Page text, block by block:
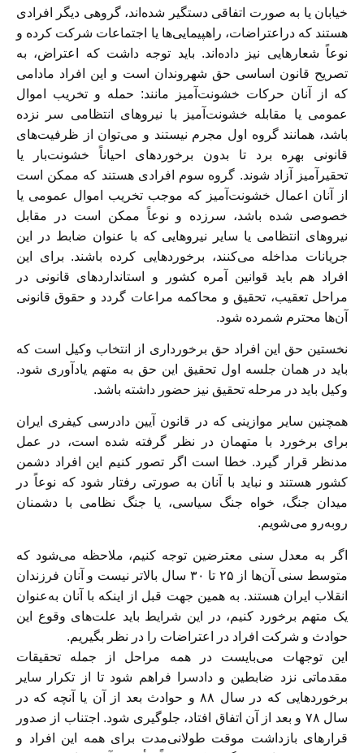
خیابان یا به صورت اتفاقی دستگیر شده‌اند، گروهی دیگر افرادی
هستند که دراعتراضات، راهپیمایی‌ها یا اجتماعات شرکت کرده و
نوعاً شعارهایی نیز داده‌اند. باید توجه داشت که اعتراض، به
تصریح قانون اساسی حق شهروندان است و این افراد مادامی
که از آنان حرکات خشونت‌آمیز مانند: حمله و تخریب اموال
عمومی یا مقابله خشونت‌آمیز با نیروهای انتظامی سر نزده
باشد، همانند‌ گروه اول مجرم نیستند و می‌توان از ظرفیت‌های
قانونی بهره برد تا بدون برخوردهای احیاناً خشونت‌بار یا
تحقیر‌آمیز آزاد شوند. گروه سوم افرادی هستند که ممکن است
از آنان اعمال خشونت‌آمیز که موجب تخریب اموال عمومی یا
خصوصی شده باشد، سرزده و نوعاً ممکن است در مقابل
نیروهای انتظامی یا سایر نیروهایی که با عنوان ضابط در این
جریانات مداخله می‌کنند، برخوردهایی کرده ‌باشند. برای این
افراد هم باید قوانین آمره کشور و استانداردهای قانونی در
مراحل تعقیب، تحقیق و محاکمه مراعات گردد و حقوق قانونی
آن‌ها محترم شمرده شود.
نخستین حق این افراد حق برخورداری از انتخاب وکیل است که
باید در‌‌ همان جلسه اول تحقیق این حق به متهم یادآوری شود.
وکیل باید در مرحله تحقیق نیز حضور داشته باشد.
همچنین سایر موازینی که در قانون آیین دادرسی کیفری ایران
برای برخورد با متهمان در نظر گرفته شده است، در عمل
مدنظر قرار گیرد. خطا است اگر تصور کنیم این افراد دشمن
کشور هستند و نباید با آنان به صورتی رفتار شود که نوعاً در
میدان جنگ، خواه جنگ سیاسی، یا جنگ نظامی با دشمنان
روبه‌رو می‌شویم.
اگر به معدل سنی معترضین توجه کنیم، ملاحظه می‌شود که
متوسط سنی آن‌ها از ۲۵ تا ۳۰ سال بالا‌تر نیست و آنان فرزندان
انقلاب ایران هستند. به‌ همین جهت قبل از اینکه با آنان به‌عنوان
یک متهم برخورد کنیم، در این شرایط باید علت‌های وقوع این
حوادث و شرکت افراد در اعتراضات را در نظر بگیریم.
این توجهات می‌بایست در همه مراحل از جمله تحقیقات
مقدماتی نزد ضابطین و دادسرا فراهم‌ شود تا از تکرار سایر
برخوردهایی که در سال ۸۸ و حوادث بعد از آن یا آنچه که در
سال ۷۸ و بعد از آن اتفاق افتاد، جلوگیری شود. اجتناب از صدور
قرارهای بازداشت موقت طولانی‌مدت برای همه این افراد و